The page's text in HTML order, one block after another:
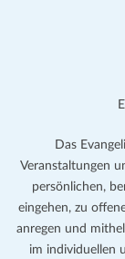
Das
Veranstaltungen
persönlichen,
eingehen, zu
anregen und
im individuellen